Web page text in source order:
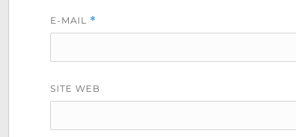
E-MAIL *
SITE WEB